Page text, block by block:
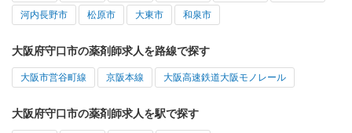
河内長野市 松原市 大東市 和泉市
大阪府守口市の薬剤師求人を路線で探す
大阪市営谷町線 京阪本線 大阪高速鉄道大阪モノレール
大阪府守口市の薬剤師求人を駅で探す